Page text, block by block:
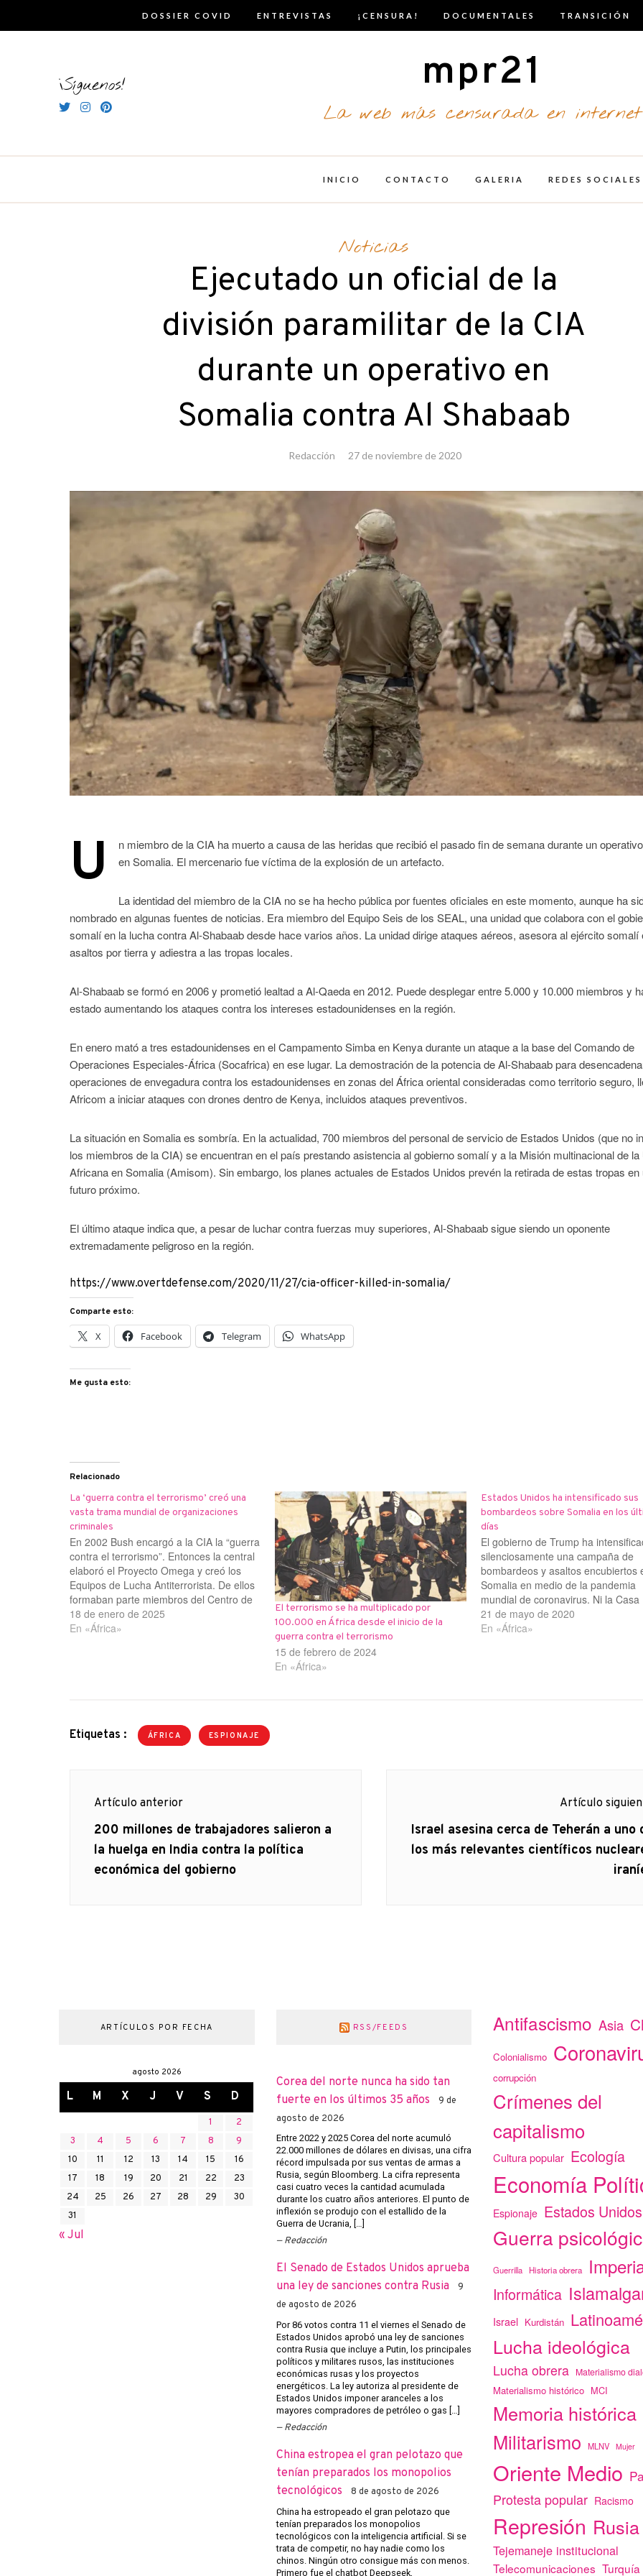
DOSSIER COVID ENTREVISTAS ¡CENSURA! DOCUMENTALES TRANSICIÓN
¡Síguenos! mpr21
La web más censurada en internet
INICIO CONTACTO GALERIA REDES SOCIALES
Noticias
Ejecutado un oficial de la
división paramilitar de la CIA
durante un operativo en
Somalia contra Al Shabaab
Redacción 27 de noviembre de 2020
U
n miembro de la CIA ha muerto a causa de las heridas que recibió el pasado fin de semana durante un
en Somalia. El mercenario fue víctima de la explosión de un artefacto.
La identidad del miembro de la CIA no se ha hecho pública por fuentes oficiales en este momento, aunque ha
nombrado en algunas fuentes de noticias. Era miembro del Equipo Seis de los SEAL, una unidad que colabora con el
somalí en la lucha contra Al-Shabaab desde hace varios años. La unidad dirige ataques aéreos, asesora al ejército somalí
asaltos por tierra y adiestra a las tropas locales.
Al-Shabaab se formó en 2006 y prometió lealtad a Al-Qaeda en 2012. Puede desplegar entre 5.000 y 10.000 miembros y
estado aumentando los ataques contra los intereses estadounidenses en la región.
En enero mató a tres estadounidenses en el Campamento Simba en Kenya durante un ataque a la base del Comando de
Operaciones Especiales-África (Socafrica) en ese lugar. La demostración de la potencia de Al-Shabaab para
operaciones de envegadura contra los estadounidenses en zonas del África oriental consideradas como territorio seguro,
Africom a iniciar ataques con drones dentro de Kenya, incluidos ataques preventivos.
La situación en Somalia es sombría. En la actualidad, 700 miembros del personal de servicio de Estados Unidos (que no
los miembros de la CIA) se encuentran en el país prestando asistencia al gobierno somalí y a la Misión multinacional de la
Africana en Somalia (Amisom). Sin embargo, los planes actuales de Estados Unidos prevén la retirada de estas tropas en
futuro próximo.
El último ataque indica que, a pesar de luchar contra fuerzas muy superiores, Al-Shabaab sigue siendo un oponente
extremadamente peligroso en la región.
https://www.overtdefense.com/2020/11/27/cia-officer-killed-in-somalia/
Comparte esto:
X Facebook Telegram WhatsApp
Me gusta esto:
Relacionado
La ‘guerra contra el terrorismo’ creó una
vasta trama mundial de organizaciones
criminales
En 2002 Bush encargó a la CIA la “guerra
contra el terrorismo”. Entonces la central
elaboró el Proyecto Omega y creó los
Equipos de Lucha Antiterrorista. De ellos
formaban parte miembros del Centro de
Actividades Especiales (SAC), oficiales de
inteligencia y sicarios locales. En más de
18 de enero de 2025
En «África»
El terrorismo se ha multiplicado por
100.000 en África desde el inicio de la
guerra contra el terrorismo
15 de febrero de 2024
En «África»
Estados Unidos ha intensificado sus
bombardeos sobre Somalia en los
días
El gobierno de Trump ha
silenciosamente una campaña de
bombardeos y asaltos encubiertos
Somalia en medio de la pandemia
mundial de coronavirus. Ni la Casa
Blanca ni el Pentágono han
proporcionado ninguna explicación
21 de mayo de 2020
En «África»
Etiquetas : ÁFRICA ESPIONAJE
Navegación
de
entradas
Artículo anterior
Artículo
anterior
200 millones de trabajadores salieron a
la huelga en India contra la política
económica del gobierno
Artículo
Artículo
siguiente:
Israel asesina cerca de Teherán a uno
los más relevantes científicos
ARTÍCULOS POR FECHA
agosto 2026
L M X J V S D
1
2
3
4 5 6 7 8
9
10
11 12 13 14 15
16
17
18 19 20 21 22
23
24
25 26 27 28 29
30
31
« Jul
RSS/FEEDS
Corea del norte nunca ha sido tan
fuerte en los últimos 35 años
9 de
agosto de 2026
Entre 2022 y 2025 Corea del norte acumuló
22.000 millones de dólares en divisas, una cifra
récord impulsada por sus ventas de armas a
Rusia, según Bloomberg. La cifra representa
casi cuatro veces la cantidad acumulada
durante los cuatro años anteriores. El punto de
inflexión se produjo con el estallido de la
Guerra de Ucrania, […]
Redacción
El Senado de Estados Unidos aprueba
una ley de sanciones contra Rusia
9
de agosto de 2026
Por 86 votos contra 11 el viernes el Senado de
Estados Unidos aprobó una ley de sanciones
contra Rusia que incluye a Putin, los principales
políticos y militares rusos, las instituciones
económicas rusas y los proyectos
energéticos. La ley autoriza al presidente de
Estados Unidos imponer aranceles a los
mayores compradores de petróleo o gas […]
Redacción
China estropea el gran pelotazo que
tenían preparados los monopolios
tecnológicos
8 de agosto de 2026
China ha estropeado el gran pelotazo que
tenían preparados los monopolios
tecnológicos con la inteligencia artificial. Si se
trata de competir, no hay nadie como los
chinos. Ningún otro consigue más con menos.
Primero fue el chatbot Deepseek,
Antifascismo Asia
Colonialismo
corrupción
Crímenes del
capitalismo
Cultura popular Ecología
Economía
Espionaje Estados Unidos
Guerra
Guerrilla Historia obrera
Informática
Israel Kurdistán
Lucha ideológica
Lucha obrera Materialismo
Materialismo histórico MCI
Memoria histórica
Militarismo
MLNV Mujer
Oriente Medio
Protesta popular Racismo
Represión Rusia
Tejemaneje institucional
Telecomunicaciones Turquía